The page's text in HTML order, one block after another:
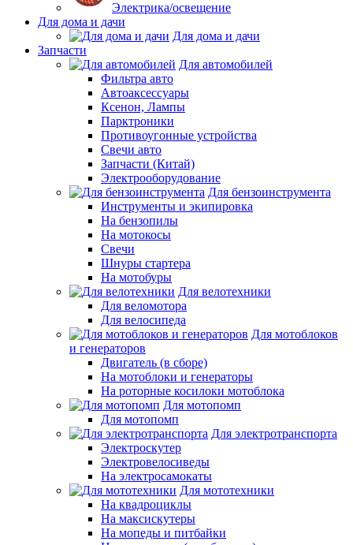
Электрика/освещение
Для дома и дачи
Для дома и дачи
Запчасти
Для автомобилей
Фильтра авто
Автоаксессуары
Ксенон, Лампы
Парктроники
Противоугонные устройства
Свечи авто
Запчасти (Китай)
Электрооборудование
Для бензоинструмента
Инструменты и экипировка
На бензопилы
На мотокосы
Свечи
Шнуры стартера
На мотобуры
Для велотехники
Для веломотора
Для велосипеда
Для мотоблоков
и генераторов
Двигатель (в сборе)
На мотоблоки и генераторы
На роторные косилоки мотоблока
Для мотопомп
Для мотопомп
Для электротранспорта
Электроскутер
Электровелосиведы
На электросамокаты
Для мототехники
На квадроциклы
На максискутеры
На мопеды и питбайки